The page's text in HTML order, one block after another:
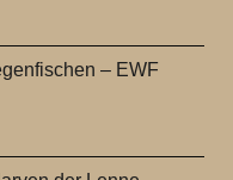
– EWF